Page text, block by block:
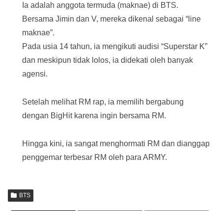
Ia adalah anggota termuda (maknae) di BTS.
Bersama Jimin dan V, mereka dikenal sebagai “line
maknae”.
Pada usia 14 tahun, ia mengikuti audisi “Superstar K”
dan meskipun tidak lolos, ia didekati oleh banyak
agensi.
Setelah melihat RM rap, ia memilih bergabung
dengan BigHit karena ingin bersama RM.
Hingga kini, ia sangat menghormati RM dan dianggap
penggemar terbesar RM oleh para ARMY.
BTS